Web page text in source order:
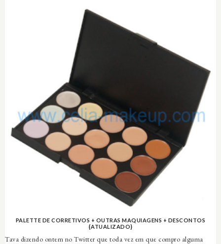
PALETTE DE CORRETIVOS + OUTRAS MAQUIAGENS + DESCONTOS
{ATUALIZADO}
Tava dizendo ontem no Twitter que toda vez em que compro alguma